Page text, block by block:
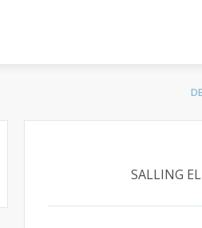
SALLING